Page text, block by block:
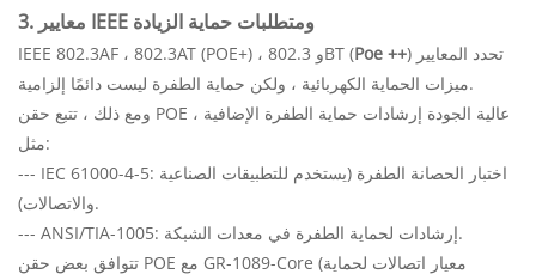
3. معايير IEEE ومتطلبات حماية الزيادة
IEEE 802.3AF ، 802.3AT (POE+) ، و 802.3BT (Poe ++) تحدد المعايير
ميزات الحماية الكهربائية ، ولكن حماية الطفرة ليست دائمًا إلزامية.
ومع ذلك ، تتبع حقن POE عالية الجودة إرشادات حماية الطفرة الإضافية ،
مثل:
--- IEC 61000-4-5: اختبار الحصانة الطفرة (يستخدم للتطبيقات الصناعية
والاتصالات).
--- ANSI/TIA-1005: إرشادات لحماية الطفرة في معدات الشبكة.
تتوافق بعض حقن POE مع GR-1089-Core (معيار اتصالات لحماية